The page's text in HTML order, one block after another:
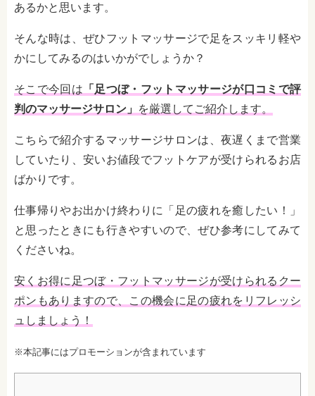
あるかと思います。
そんな時は、ぜひフットマッサージで足をスッキリ軽や
かにしてみるのはいかがでしょうか？
そこで今回は 「足つぼ・フットマッサージが口コミで評
判のマッサージサロン」 を厳選してご紹介します。
こちらで紹介するマッサージサロンは、夜遅くまで営業
していたり、安いお値段でフットケアが受けられるお店
ばかりです。
仕事帰りやお出かけ終わりに「足の疲れを癒したい！」
と思ったときにも行きやすいので、ぜひ参考にしてみて
くださいね。
安くお得に足つぼ・フットマッサージが受けられるクー
ポンもありますので、この機会に足の疲れをリフレッシ
ュしましょう！
※本記事にはプロモーションが含まれています